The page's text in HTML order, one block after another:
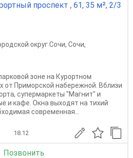
проспект , 61, 35 м², 2/3
округ Сочи, Сочи,
зоне на Курортном
от Приморской набережной. Вблизи
супермаркеты "Магнит" и
и кафе. Окна выходят на тихий
современная...
18.12
Позвонить